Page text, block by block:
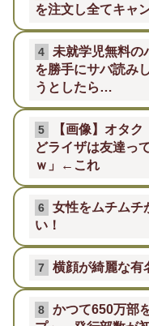
を注文し全てキャ
4
未就学児無料の
を勝手にサバ読み
うとしたら…
5
【画像】オタ
どライザは友達っ
ｗ」←これ
6
女性をムチムチ
い！
7 横顔が綺麗な有
8
かつて650万部